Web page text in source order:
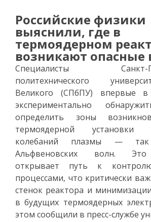
Российские физики
выяснили, где в
термоядерном
возникают опасные
Специалисты Санкт-
политехнического
Великого (СПбПУ) впервые
экспериментально
определить зоны
термоядерной установки
колебаний плазмы — так
Альфвеновских волн. Это
открывает путь к
процессами, что критически
стенок реактора и
в будущих термоядерных
этом сообщили в пресс-службе